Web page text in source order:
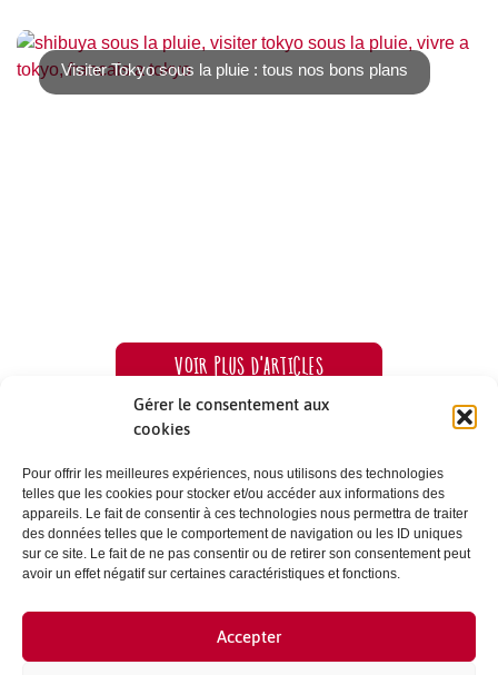
Gérer le consentement aux
cookies
Pour offrir les meilleures expériences, nous utilisons des technologies
telles que les cookies pour stocker et/ou accéder aux informations des
appareils. Le fait de consentir à ces technologies nous permettra de traiter
des données telles que le comportement de navigation ou les ID uniques
sur ce site. Le fait de ne pas consentir ou de retirer son consentement peut
avoir un effet négatif sur certaines caractéristiques et fonctions.
Accepter
promenade devenir difficile. En cas de [...]
Visiter Tokyo sous la pluie : tous nos bons plans
juin et septembre, il peut être utile de [...]
VOIR PLUS D'ARTICLES
Au Japon les saisons sont relativement marquées.
Retrouvez dans cette partie tous nos conseils : météo,
visites recommandées...pour réussir votre voyage à Tokyo
ou dans une région japonaise.